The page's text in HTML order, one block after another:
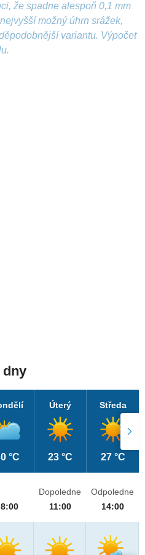
že spadne alespoň 0,1 mm
možný úhrn srážek,
variantu. Výpočet
dny
°C
Úterý
23 °C
Středa
27 °C
Dopoledne
11:00
Odpoledne
14:00